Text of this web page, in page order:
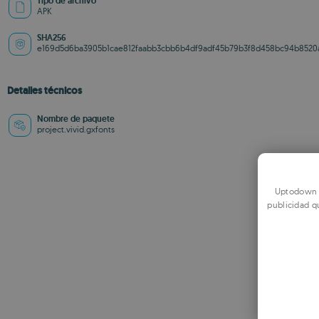
APK
SHA256
Detalles técnicos
Nombre de paquete
project.vivid.gxfonts
Uptodown
publicidad